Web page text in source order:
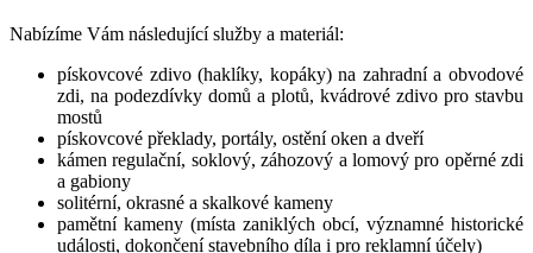
Nabízíme Vám následující služby a materiál:
pískovcové zdivo (haklíky, kopáky) na zahradní a obvodové
zdi, na podezdívky domů a plotů, kvádrové zdivo pro stavbu
mostů
pískovcové překlady, portály, ostění oken a dveří
kámen regulační, soklový, záhozový a lomový pro opěrné zdi
a gabiony
solitérní, okrasné a skalkové kameny
pamětní kameny (místa zaniklých obcí, významné historické
události, dokončení stavebního díla i pro reklamní účely)